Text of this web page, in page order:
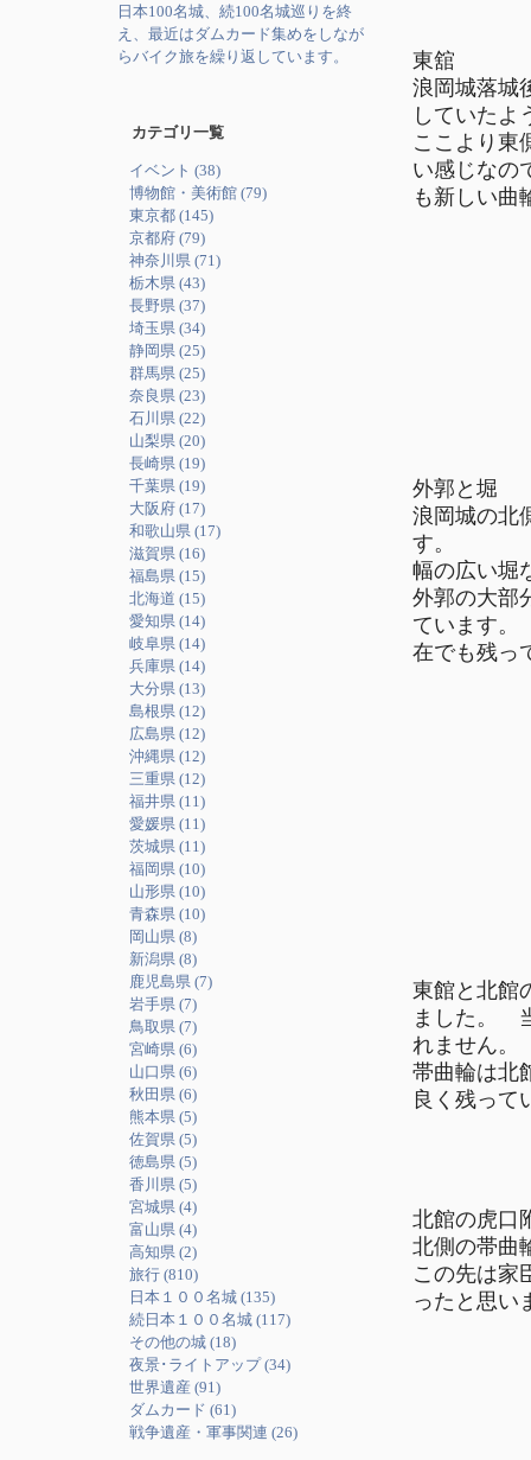
日本100名城、続100名城巡りを終
え、最近はダムカード集めをしなが
らバイク旅を繰り返しています。
カテゴリ一覧
イベント (38)
博物館・美術館 (79)
東京都 (145)
京都府 (79)
神奈川県 (71)
栃木県 (43)
長野県 (37)
埼玉県 (34)
静岡県 (25)
群馬県 (25)
奈良県 (23)
石川県 (22)
山梨県 (20)
長崎県 (19)
千葉県 (19)
大阪府 (17)
和歌山県 (17)
滋賀県 (16)
福島県 (15)
北海道 (15)
愛知県 (14)
岐阜県 (14)
兵庫県 (14)
大分県 (13)
島根県 (12)
広島県 (12)
沖縄県 (12)
三重県 (12)
福井県 (11)
愛媛県 (11)
茨城県 (11)
福岡県 (10)
山形県 (10)
青森県 (10)
岡山県 (8)
新潟県 (8)
鹿児島県 (7)
岩手県 (7)
鳥取県 (7)
宮崎県 (6)
山口県 (6)
秋田県 (6)
熊本県 (5)
佐賀県 (5)
徳島県 (5)
香川県 (5)
宮城県 (4)
富山県 (4)
高知県 (2)
旅行 (810)
日本１００名城 (135)
続日本１００名城 (117)
その他の城 (18)
夜景･ライトアップ (34)
世界遺産 (91)
ダムカード (61)
戦争遺産・軍事関連 (26)
東舘
浪岡城落城
していたよ
ここより東
い感じなの
も新しい曲
外郭と堀
浪岡城の北
す。
幅の広い堀
外郭の大部
ています。
在でも残っ
東館と北館
ました。
れません。
帯曲輪は北
良く残って
北館の虎口
北側の帯曲
この先は家
ったと思い